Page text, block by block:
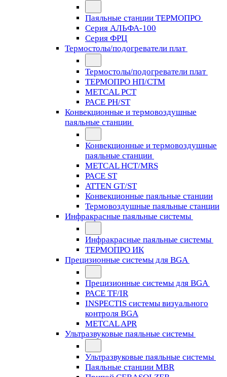
Паяльные станции ТЕРМОПРО
Серия АЛЬФА-100
Серия ФРЦ
Термостолы/подогреватели плат
Термостолы/подогреватели плат
ТЕРМОПРО НП/СТМ
METCAL PCT
PACE PH/ST
Конвекционные и термовоздушные
паяльные станции
Конвекционные и термовоздушные
паяльные станции
METCAL HCT/MRS
PACE ST
ATTEN GT/ST
Конвекционные паяльные станции
Термовоздушные паяльные станции
Инфракрасные паяльные системы
Инфракрасные паяльные системы
ТЕРМОПРО ИК
Прецизионные системы для BGA
Прецизионные системы для BGA
PACE TF/IR
INSPECTIS системы визуального
контроля BGA
METCAL APR
Ультразвуковые паяльные системы
Ультразвуковые паяльные системы
Паяльные станции MBR